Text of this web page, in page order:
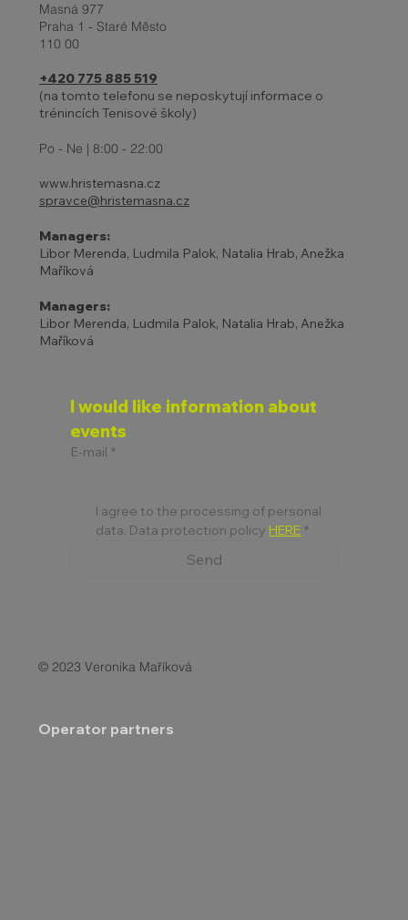
Masná 977
Praha 1 - Staré Město
110 00
+420 775 885 519
(na tomto telefonu se neposkytují informace o
trénincích Tenisové školy)
Po - Ne | 8:00 - 22:00
www.hristemasna.cz
spravce@hristemasna.cz
Managers:
Libor Merenda, Ludmila Palok, Natalia Hrab, Anežka
Maříková
Managers:
Libor Merenda, Ludmila Palok, Natalia Hrab, Anežka
Maříková
I would like information about
events
E-mail *
I agree to the processing of personal
data. Data protection policy HERE *
Send
© 2023 Veronika Maříková
Operator partners